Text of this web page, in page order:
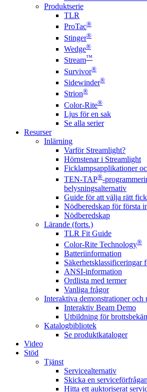
Produktserie
TLR
ProTac®
Stinger®
Wedge®
Stream™
Survivor®
Sidewinder®
Strion®
Color-Rite®
Ljus för en sak
Se alla serier
Resurser
Inlärning
Varför Streamlight?
Hörnstenar i Streamlight
Ficklampsapplikationer
TEN-TAP®-
belysningsalternativ
Guide för att välja rätt
Nödberedskap för första
Nödberedskap
Lärande (forts.)
TLR Fit Guide
Color-Rite Technology®
Batteriinformation
Säkerhetsklassificeringar
ANSI-information
Ordlista med termer
Vanliga frågor
Interaktiva demonstrationer och
Interaktiv Beam Demo
Utbildning för
Katalogbibliotek
Se produktkataloger
Video
Stöd
Tjänst
Servicealternativ
Skicka en serviceförfrågan
Hitta ett auktoriserat